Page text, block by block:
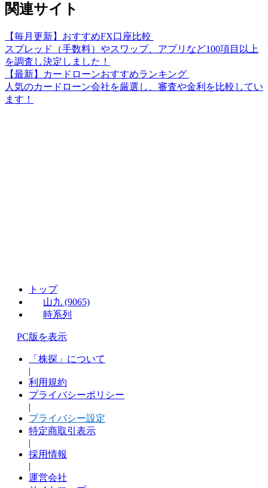
関連サイト
【毎月更新】おすすめFX口座比較
スプレッド（手数料）やスワップ、アプリなど100項目以上
を調査し決定しました！
【最新】カードローンおすすめランキング
人気のカードローン会社を厳選し、審査や金利を比較してい
ます！
トップ
山九 (9065)
時系列
PC版を表示
「株探」について
|
利用規約
プライバシーポリシー
|
プライバシー設定
特定商取引表示
|
採用情報
|
運営会社